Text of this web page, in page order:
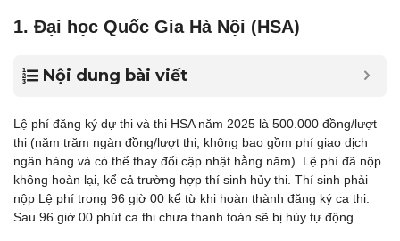
1. Đại học Quốc Gia Hà Nội (HSA)
Nội dung bài viết
Lệ phí đăng ký dự thi và thi HSA năm 2025 là 500.000 đồng/lượt
thi (năm trăm ngàn đồng/lượt thi, không bao gồm phí giao dịch
ngân hàng và có thể thay đổi cập nhật hằng năm). Lệ phí đã nộp
không hoàn lại, kể cả trường hợp thí sinh hủy thi. Thí sinh phải
nộp Lệ phí trong 96 giờ 00 kể từ khi hoàn thành đăng ký ca thi.
Sau 96 giờ 00 phút ca thi chưa thanh toán sẽ bị hủy tự động.